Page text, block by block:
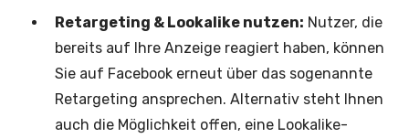
Retargeting & Lookalike nutzen: Nutzer, die
bereits auf Ihre Anzeige reagiert haben, können
Sie auf Facebook erneut über das sogenannte
Retargeting ansprechen. Alternativ steht Ihnen
auch die Möglichkeit offen, eine Lookalike-